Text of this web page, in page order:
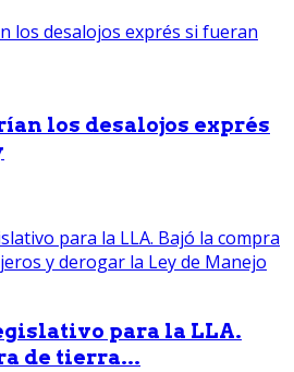
los desalojos exprés
para la LLA.
de tierra...